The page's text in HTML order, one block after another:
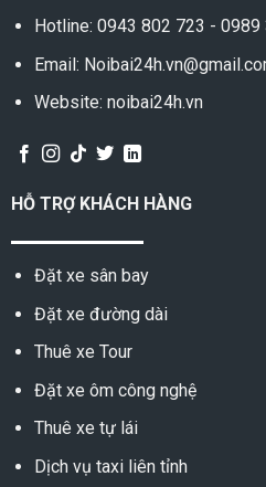
Hotline: 0943 802 723 - 0989
Email:
Website: noibai24h.vn
HỖ TRỢ KHÁCH HÀNG
Đặt xe sân bay
Đặt xe đường dài
Thuê xe Tour
Đặt xe ôm công nghệ
Thuê xe tự lái
Dịch vụ taxi liên tỉnh